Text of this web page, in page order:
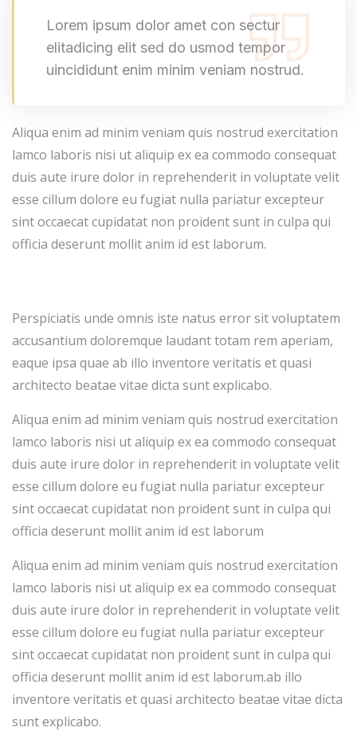
Lorem ipsum dolor amet con sectur
elitadicing elit sed do usmod tempor
uincididunt enim minim veniam nostrud.
Aliqua enim ad minim veniam quis nostrud exercitation
lamco laboris nisi ut aliquip ex ea commodo consequat
duis aute irure dolor in reprehenderit in voluptate velit
esse cillum dolore eu fugiat nulla pariatur excepteur
sint occaecat cupidatat non proident sunt in culpa qui
officia deserunt mollit anim id est laborum.
Perspiciatis unde omnis iste natus error sit voluptatem
accusantium doloremque laudant totam rem aperiam,
eaque ipsa quae ab illo inventore veritatis et quasi
architecto beatae vitae dicta sunt explicabo.
Aliqua enim ad minim veniam quis nostrud exercitation
lamco laboris nisi ut aliquip ex ea commodo consequat
duis aute irure dolor in reprehenderit in voluptate velit
esse cillum dolore eu fugiat nulla pariatur excepteur
sint occaecat cupidatat non proident sunt in culpa qui
officia deserunt mollit anim id est laborum
Aliqua enim ad minim veniam quis nostrud exercitation
lamco laboris nisi ut aliquip ex ea commodo consequat
duis aute irure dolor in reprehenderit in voluptate velit
esse cillum dolore eu fugiat nulla pariatur excepteur
sint occaecat cupidatat non proident sunt in culpa qui
officia deserunt mollit anim id est laborum.ab illo
inventore veritatis et quasi architecto beatae vitae dicta
sunt explicabo.